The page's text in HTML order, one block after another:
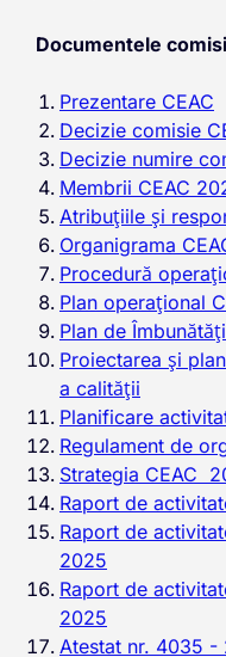
Documentele
Prezentare CEAC
Decizie comisie
Decizie numire
Membrii CEAC
Atribuțiile și
Organigrama
Procedură
Plan operațional
Plan de
Proiectarea și
a calității
Planificare
Regulament de
Strategia CEAC
Raport de
Raport de
2025
Raport de
2025
Atestat nr. 4035